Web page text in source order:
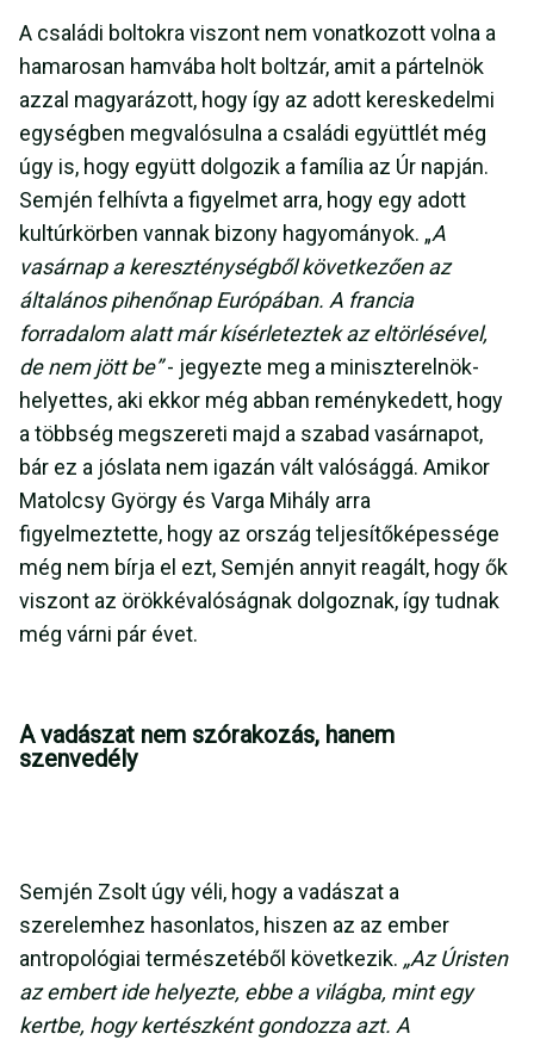
A családi boltokra viszont nem vonatkozott volna a
hamarosan hamvába holt boltzár, amit a pártelnök
azzal magyarázott, hogy így az adott kereskedelmi
egységben megvalósulna a családi együttlét még
úgy is, hogy együtt dolgozik a família az Úr napján.
Semjén felhívta a figyelmet arra, hogy egy adott
kultúrkörben vannak bizony hagyományok. „A
vasárnap a kereszténységből következően az
általános pihenőnap Európában. A francia
forradalom alatt már kísérleteztek az eltörlésével,
de nem jött be”- jegyezte meg a miniszterelnök-
helyettes, aki ekkor még abban reménykedett, hogy
a többség megszereti majd a szabad vasárnapot,
bár ez a jóslata nem igazán vált valósággá. Amikor
Matolcsy György és Varga Mihály arra
figyelmeztette, hogy az ország teljesítőképessége
még nem bírja el ezt, Semjén annyit reagált, hogy ők
viszont az örökkévalóságnak dolgoznak, így tudnak
még várni pár évet.
A vadászat nem szórakozás, hanem
szenvedély
Semjén Zsolt úgy véli, hogy a vadászat a
szerelemhez hasonlatos, hiszen az az ember
antropológiai természetéből következik. „Az Úristen
az embert ide helyezte, ebbe a világba, mint egy
kertbe, hogy kertészként gondozza azt. A